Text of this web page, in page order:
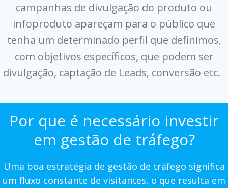
campanhas de divulgação do produto ou
infoproduto apareçam para o público que
tenha um determinado perfil que definimos,
com objetivos específicos, que podem ser
divulgação, captação de Leads, conversão etc.
Por que é necessário investir
em gestão de tráfego?
Uma boa estratégia de gestão de tráfego significa
um fluxo constante de visitantes, o que resulta em